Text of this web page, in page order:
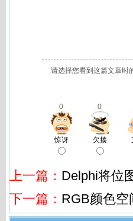
请选择您看到这篇文章时
0 0
惊讶 欠揍
上一篇： Delphi将位
下一篇： RGB颜色